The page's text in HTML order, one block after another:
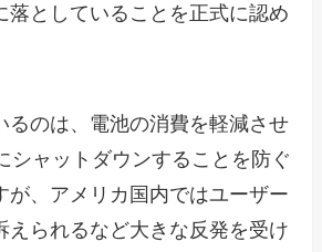
落としていることを正式に認め
るのは、電池の消費を軽減させ
シャットダウンすることを防ぐ
が、アメリカ国内ではユーザー
えられるなど大きな反発を受け